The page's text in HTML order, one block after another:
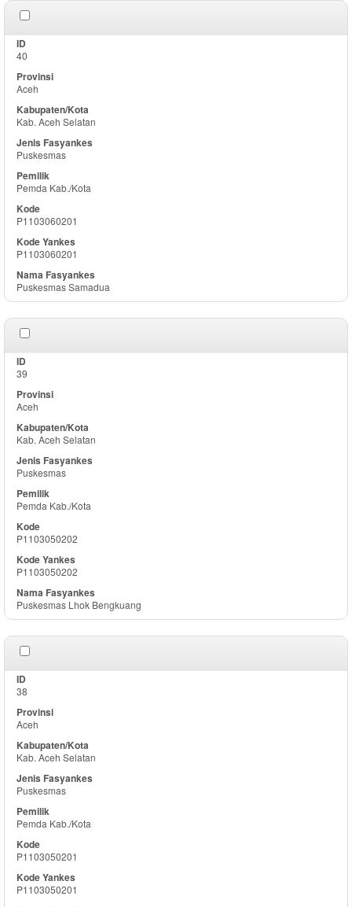
40
Aceh
Kab. Aceh Selatan
Puskesmas
Pemda Kab./Kota
P1103060201
P1103060201
Puskesmas Samadua
39
Aceh
Kab. Aceh Selatan
Puskesmas
Pemda Kab./Kota
P1103050202
P1103050202
Puskesmas Lhok Bengkuang
38
Aceh
Kab. Aceh Selatan
Puskesmas
Pemda Kab./Kota
P1103050201
P1103050201